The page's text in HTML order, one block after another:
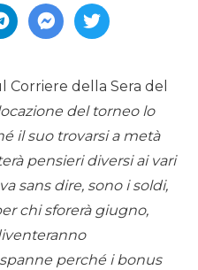
Corriere della Sera del
del torneo lo
il suo trovarsi a metà
pensieri diversi ai vari
sans dire, sono i soldi,
chi sforerà giugno,
perché i bonus